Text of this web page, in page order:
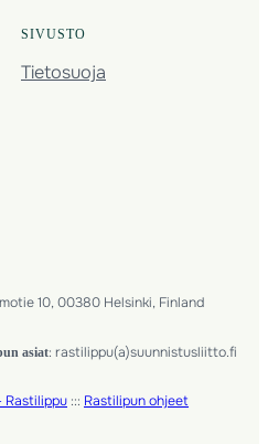
SIVUSTO
Tietosuoja
10, 00380 Helsinki, Finland
asiat: rastilippu(a)suunnistusliitto.fi
Rastilippu ::: Rastilipun ohjeet